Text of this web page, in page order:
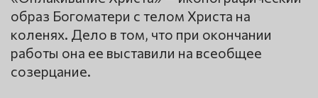
образ Богоматери с телом Христа на
коленях. Дело в том, что при окончании
работы она ее выставили на всеобщее
созерцание.